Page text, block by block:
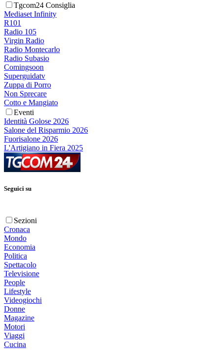
Tgcom24 Consiglia
Mediaset Infinity
R101
Radio 105
Virgin Radio
Radio Montecarlo
Radio Subasio
Comingsoon
Superguidatv
Zuppa di Porro
Non Sprecare
Cotto e Mangiato
Eventi
Identità Golose 2026
Salone del Risparmio 2026
Fuorisalone 2026
L'Artigiano in Fiera 2025
Seguici su
Sezioni
Cronaca
Mondo
Economia
Politica
Spettacolo
Televisione
People
Lifestyle
Videogiochi
Donne
Magazine
Motori
Viaggi
Cucina